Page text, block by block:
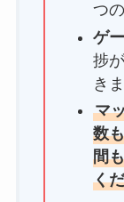
つ
ゲ
捗
き
マ
数
間
く